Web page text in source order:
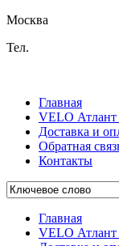
Москва
Тел.
Главная
VELO Атлант
Доставка и
Обратная
Контакты
Главная
VELO Атлант